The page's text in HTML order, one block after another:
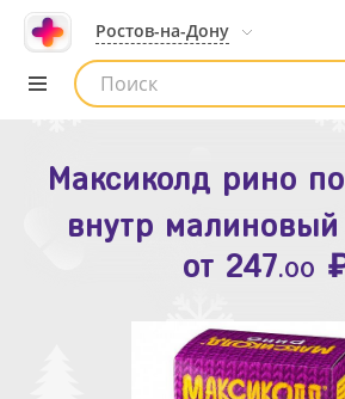
Ростов-на-Дону
Список аптек
Максиколд рино
внутр
от 247.00
Зодак таб. п.п.о.
от109.80